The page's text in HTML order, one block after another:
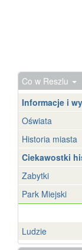
Co w Reszlu
Informacje i
Oświata
Historia miasta
Ciekawostki
Zabytki
Park Miejski
Ludzie